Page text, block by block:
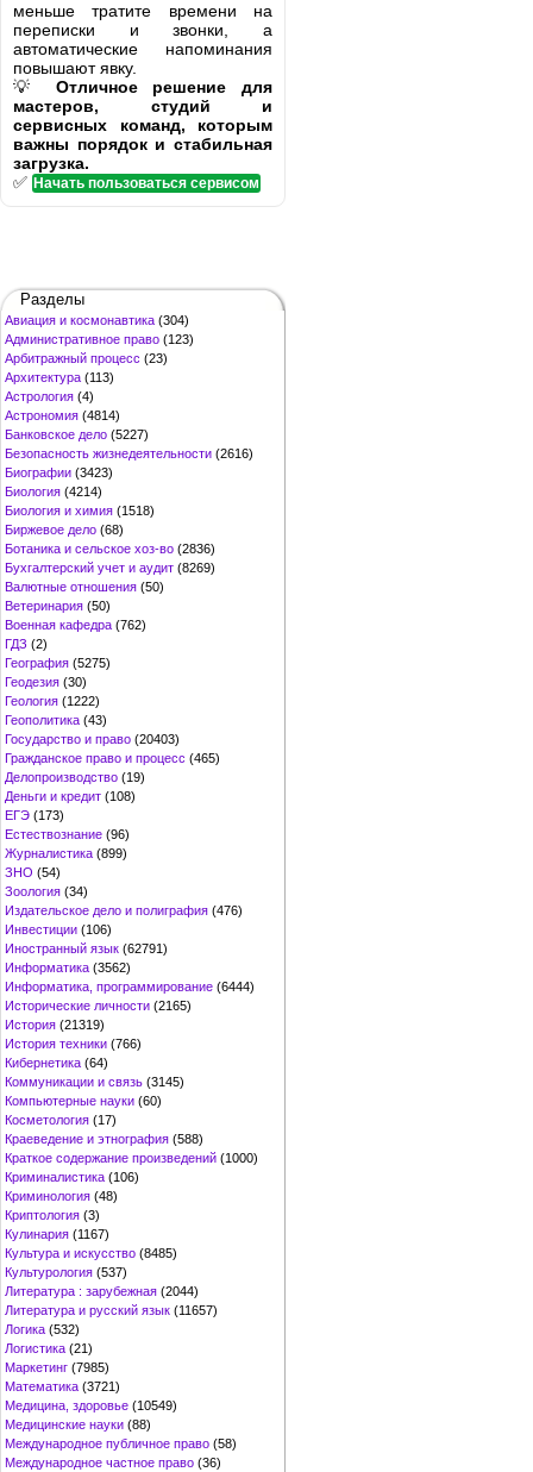
меньше тратите времени на
переписки и звонки, а
автоматические напоминания
повышают явку.
💡 Отличное решение для
мастеров, студий и
сервисных команд, которым
важны порядок и стабильная
загрузка.
✅ Начать пользоваться сервисом
Разделы
Авиация и космонавтика (304)
Административное право (123)
Арбитражный процесс (23)
Архитектура (113)
Астрология (4)
Астрономия (4814)
Банковское дело (5227)
Безопасность жизнедеятельности (2616)
Биографии (3423)
Биология (4214)
Биология и химия (1518)
Биржевое дело (68)
Ботаника и сельское хоз-во (2836)
Бухгалтерский учет и аудит (8269)
Валютные отношения (50)
Ветеринария (50)
Военная кафедра (762)
ГДЗ (2)
География (5275)
Геодезия (30)
Геология (1222)
Геополитика (43)
Государство и право (20403)
Гражданское право и процесс (465)
Делопроизводство (19)
Деньги и кредит (108)
ЕГЭ (173)
Естествознание (96)
Журналистика (899)
ЗНО (54)
Зоология (34)
Издательское дело и полиграфия (476)
Инвестиции (106)
Иностранный язык (62791)
Информатика (3562)
Информатика, программирование (6444)
Исторические личности (2165)
История (21319)
История техники (766)
Кибернетика (64)
Коммуникации и связь (3145)
Компьютерные науки (60)
Косметология (17)
Краеведение и этнография (588)
Краткое содержание произведений (1000)
Криминалистика (106)
Криминология (48)
Криптология (3)
Кулинария (1167)
Культура и искусство (8485)
Культурология (537)
Литература : зарубежная (2044)
Литература и русский язык (11657)
Логика (532)
Логистика (21)
Маркетинг (7985)
Математика (3721)
Медицина, здоровье (10549)
Медицинские науки (88)
Международное публичное право (58)
Международное частное право (36)